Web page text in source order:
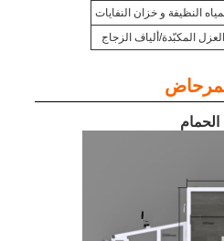
النظيفة و خزان النفايات
المكبّدة/ألياف الزجاج